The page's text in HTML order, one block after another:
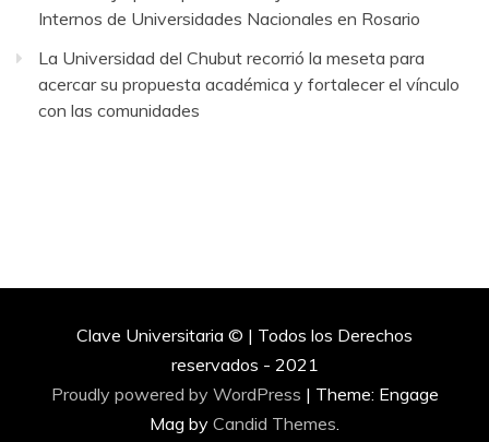
Internos de Universidades Nacionales en Rosario
La Universidad del Chubut recorrió la meseta para
acercar su propuesta académica y fortalecer el vínculo
con las comunidades
Clave Universitaria © | Todos los Derechos
reservados - 2021
Proudly powered by WordPress | Theme: Engage
Mag by Candid Themes.